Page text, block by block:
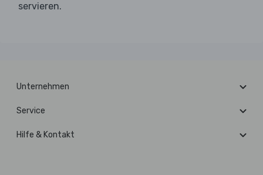
servieren.
Unternehmen
Service
Hilfe & Kontakt